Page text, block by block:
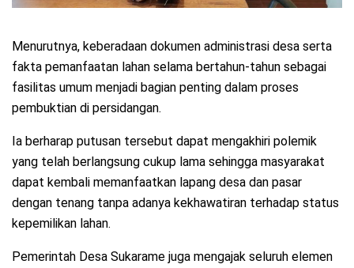
Menurutnya, keberadaan dokumen administrasi desa serta
fakta pemanfaatan lahan selama bertahun-tahun sebagai
fasilitas umum menjadi bagian penting dalam proses
pembuktian di persidangan.
Ia berharap putusan tersebut dapat mengakhiri polemik
yang telah berlangsung cukup lama sehingga masyarakat
dapat kembali memanfaatkan lapang desa dan pasar
dengan tenang tanpa adanya kekhawatiran terhadap status
kepemilikan lahan.
Pemerintah Desa Sukarame juga mengajak seluruh elemen